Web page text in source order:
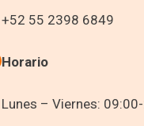
+52 55 2398 6849
Horario
Lunes – Viernes: